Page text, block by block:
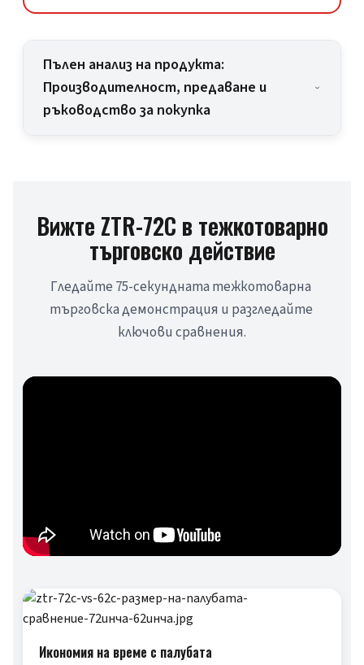
Пълен анализ на продукта:
Производителност, предаване и
ръководство за покупка
Вижте ZTR-72C в тежкотоварно
търговско действие
Гледайте 75-секундната тежкотоварна
търговска демонстрация и разгледайте
ключови сравнения.
Икономия на време с палубата